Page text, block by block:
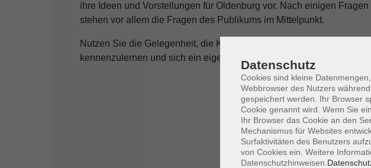
ihre Ideen und Vorstellungen für Oldenburg vor. Nach einigen
stehen vor allem die Fragen des Publikums im Mittelpunkt.
Nutzen Sie die Gelegenheit, die Kandidat*innen persönlich zu
kennenzulernen und sich ein eigenes Bild für Ihre Wahlentscheidung
Datenschutz
Cookies sind kleine
Webbrowser des Nutzers
gespeichert werden. Ihr Browser
Cookie genannt wird. Wenn Sie
Ihr Browser das Cookie an den
Mechanismus für Websites
Surfaktivitäten des Benutzers
von Cookies ein. Weitere
Datenschutzhinweisen.